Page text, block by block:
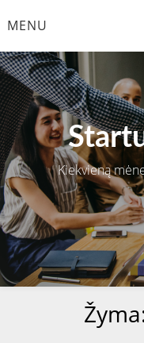
toMENU
Kiekvieną